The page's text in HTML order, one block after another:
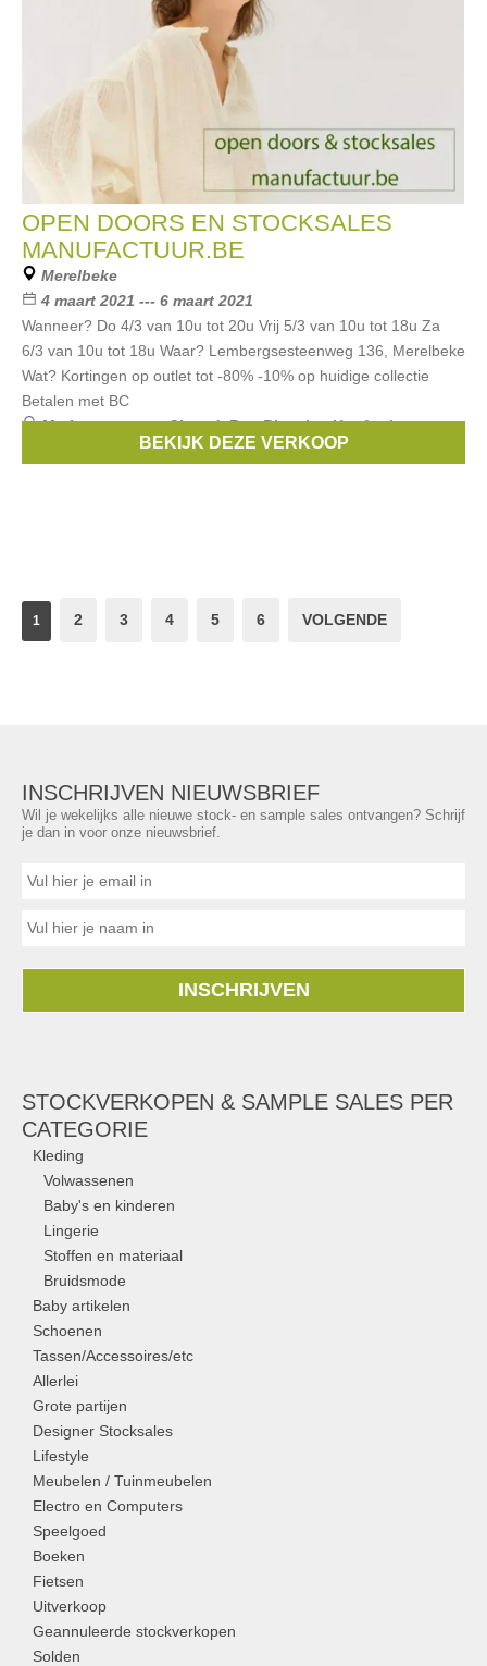
OPEN DOORS EN STOCKSALES
MANUFACTUUR.BE
Merelbeke
4 maart 2021 --- 6 maart 2021
Wanneer? Do 4/3 van 10u tot 20u Vrij 5/3 van 10u tot 18u Za
6/3 van 10u tot 18u Waar? Lembergsesteenweg 136, Merelbeke
Wat? Kortingen op outlet tot -80% -10% op huidige collectie
Betalen met BC
Merken:aymara,Closed,Rue Blanche,Hartford,
BEKIJK DEZE VERKOOP
1 2 3 4 5 6 VOLGENDE
INSCHRIJVEN NIEUWSBRIEF
Wil je wekelijks alle nieuwe stock- en sample sales ontvangen? Schrijf
je dan in voor onze nieuwsbrief.
INSCHRIJVEN
STOCKVERKOPEN & SAMPLE SALES PER
CATEGORIE
Kleding
Volwassenen
Baby's en kinderen
Lingerie
Stoffen en materiaal
Bruidsmode
Baby artikelen
Schoenen
Tassen/Accessoires/etc
Allerlei
Grote partijen
Designer Stocksales
Lifestyle
Meubelen / Tuinmeubelen
Electro en Computers
Speelgoed
Boeken
Fietsen
Uitverkoop
Geannuleerde stockverkopen
Solden